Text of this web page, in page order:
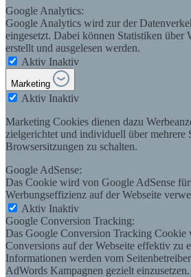
Google Analytics:
Google Analytics wird zur der
eingesetzt. Dabei können Statistiken über
erstellt und ausgelesen werden.
Aktiv Inaktiv
Marketing
Aktiv Inaktiv
Marketing Cookies dienen dazu
zielgerichtet und individuell über mehrere
Browsersitzungen zu schalten.
Google AdSense:
Das Cookie wird von Google AdSense
Werbungseffizienz auf der Webseite
Aktiv Inaktiv
Google Conversion Tracking:
Das Google Conversion Tracking Cookie
Conversions auf der Webseite effektiv zu
Informationen werden vom
AdWords Kampagnen gezielt einzusetzen.